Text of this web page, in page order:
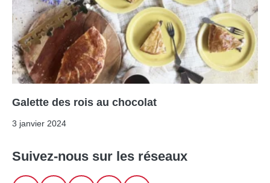
Galette des rois au chocolat
3 janvier 2024
Suivez-nous sur les réseaux